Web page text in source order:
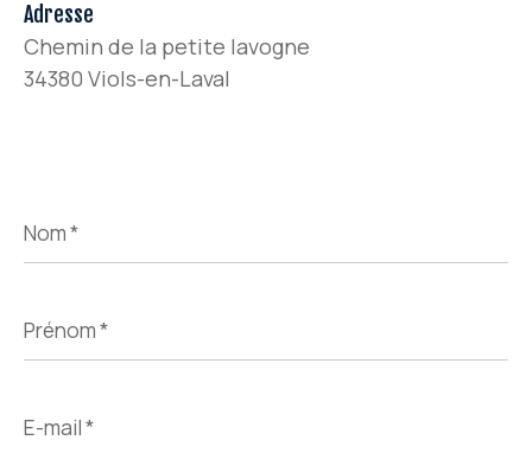
Adresse
Chemin de la petite lavogne
34380 Viols-en-Laval
*
*
mail
*